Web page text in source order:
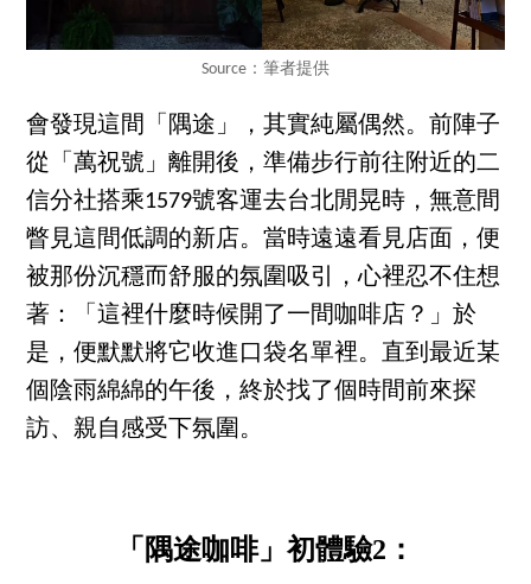
Source：筆者提供
會發現這間「隅途」，其實純屬偶然。前陣子
從「萬祝號」離開後，準備步行前往附近的二
信分社搭乘1579號客運去台北閒晃時，無意間
瞥見這間低調的新店。當時遠遠看見店面，便
被那份沉穩而舒服的氛圍吸引，心裡忍不住想
著：「這裡什麼時候開了一間咖啡店？」於
是，便默默將它收進口袋名單裡。直到最近某
個陰雨綿綿的午後，終於找了個時間前來探
訪、親自感受下氛圍。
「隅途咖啡」初體驗2：